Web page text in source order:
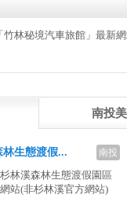
林秘境汽車旅館」最新
南投
南投
林生態渡假...
林溪森林生態渡假園區
站(非杉林溪官方網站)